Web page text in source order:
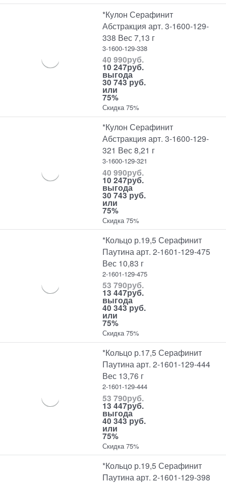
*Кулон Серафинит
Абстракция арт. 3-1600-129-
338 Вес 7,13 г
3-1600-129-338
40 990руб.
10 247руб.
выгода
30 743 руб.
или
75%
Скидка 75%
*Кулон Серафинит
Абстракция арт. 3-1600-129-
321 Вес 8,21 г
3-1600-129-321
40 990руб.
10 247руб.
выгода
30 743 руб.
или
75%
Скидка 75%
*Кольцо р.19,5 Серафинит
Паутина арт. 2-1601-129-475
Вес 10,83 г
2-1601-129-475
53 790руб.
13 447руб.
выгода
40 343 руб.
или
75%
Скидка 75%
*Кольцо р.17,5 Серафинит
Паутина арт. 2-1601-129-444
Вес 13,76 г
2-1601-129-444
53 790руб.
13 447руб.
выгода
40 343 руб.
или
75%
Скидка 75%
*Кольцо р.19,5 Серафинит
Паутина арт. 2-1601-129-398